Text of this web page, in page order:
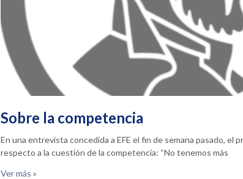
Sobre la competencia
En una entrevista concedida a EFE el fin de semana pasado, el
respecto a la cuestión de la competencia: “No tenemos más
Ver más »